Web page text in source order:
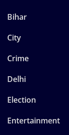
Bihar
City
Crime
Delhi
Election
Entertainment